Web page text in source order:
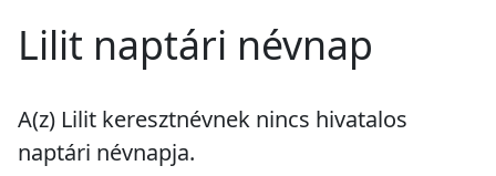
Lilit naptári névnap
A(z) Lilit keresztnévnek nincs hivatalos
naptári névnapja.